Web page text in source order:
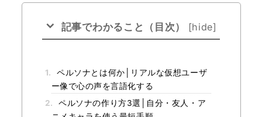
記事でわかること（目次） [hide]
1.
ペルソナとは何か│リアルな仮想ユーザ
ー像で心の声を言語化する
2.
ペルソナの作り方3選│自分・友人・ア